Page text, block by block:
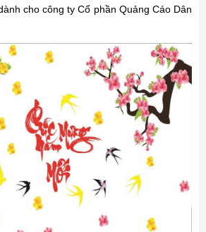
cho công ty Cổ phần Quảng Cáo Dân